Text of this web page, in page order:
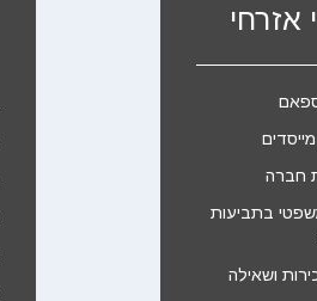
חברה
בתביעות
ושאילה